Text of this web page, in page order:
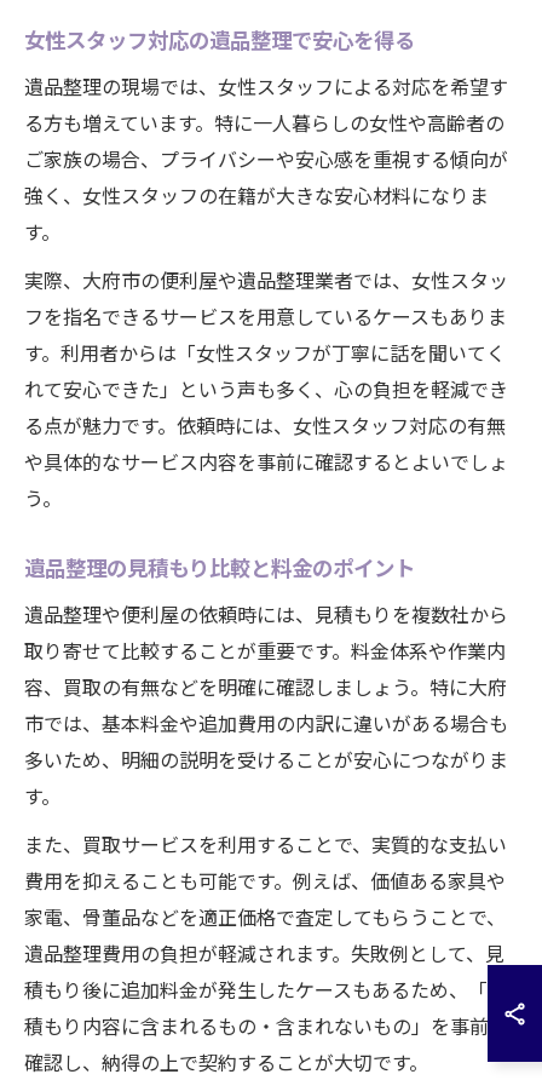
女性スタッフ対応の遺品整理で安心を得る
遺品整理の現場では、女性スタッフによる対応を希望す
る方も増えています。特に一人暮らしの女性や高齢者の
ご家族の場合、プライバシーや安心感を重視する傾向が
強く、女性スタッフの在籍が大きな安心材料になりま
す。
実際、大府市の便利屋や遺品整理業者では、女性スタッ
フを指名できるサービスを用意しているケースもありま
す。利用者からは「女性スタッフが丁寧に話を聞いてく
れて安心できた」という声も多く、心の負担を軽減でき
る点が魅力です。依頼時には、女性スタッフ対応の有無
や具体的なサービス内容を事前に確認するとよいでしょ
う。
遺品整理の見積もり比較と料金のポイント
遺品整理や便利屋の依頼時には、見積もりを複数社から
取り寄せて比較することが重要です。料金体系や作業内
容、買取の有無などを明確に確認しましょう。特に大府
市では、基本料金や追加費用の内訳に違いがある場合も
多いため、明細の説明を受けることが安心につながりま
す。
また、買取サービスを利用することで、実質的な支払い
費用を抑えることも可能です。例えば、価値ある家具や
家電、骨董品などを適正価格で査定してもらうことで、
遺品整理費用の負担が軽減されます。失敗例として、見
積もり後に追加料金が発生したケースもあるため、「見
積もり内容に含まれるもの・含まれないもの」を事前に
確認し、納得の上で契約することが大切です。